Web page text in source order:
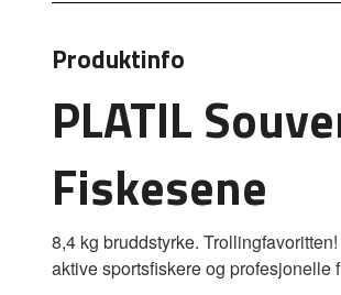
Produktinfo
PLATIL
Fiskesene
8,4 kg bruddstyrke.
aktive sportsfiskere og profesjonelle